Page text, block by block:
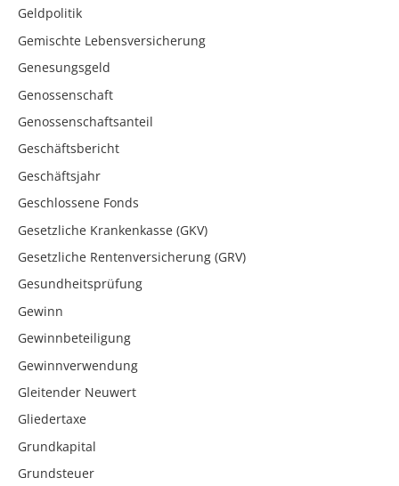
Geldpolitik
Gemischte Lebensversicherung
Genesungsgeld
Genossenschaft
Genossenschaftsanteil
Geschäftsbericht
Geschäftsjahr
Geschlossene Fonds
Gesetzliche Krankenkasse (GKV)
Gesetzliche Rentenversicherung (GRV)
Gesundheitsprüfung
Gewinn
Gewinnbeteiligung
Gewinnverwendung
Gleitender Neuwert
Gliedertaxe
Grundkapital
Grundsteuer